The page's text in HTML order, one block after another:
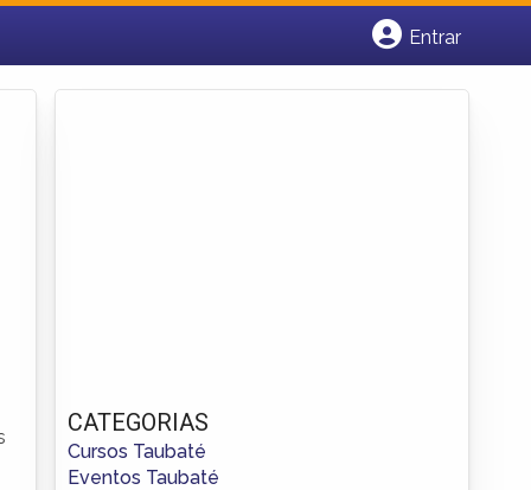
Entrar
CATEGORIAS
Cursos Taubaté
Eventos Taubaté